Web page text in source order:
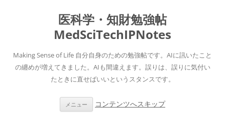
医科学・知財勉強帖
MedSciTechIPNotes
Making Sense of Life 自分自身のための勉強帖です。AIに訊いたこと
の纏めが増えてきました。AIも間違えます。誤りは、誤りに気付い
たときに直せばいいというスタンスです。
メニュー コンテンツへスキップ